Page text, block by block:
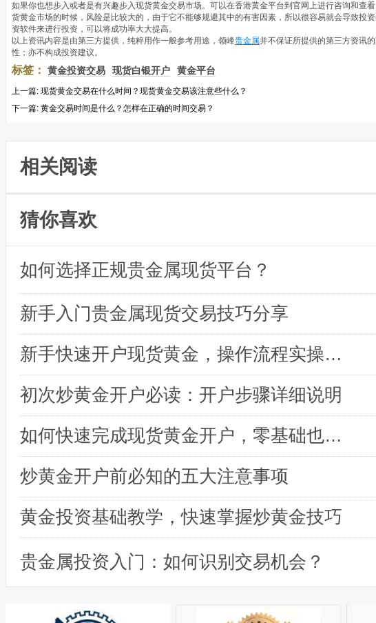
如果你也想步入或者是有兴趣步入现货黄金交易市场。可以在香港黄金平台到官网上进行咨询和查
货黄金市场的时候，风险是比较大的，由于它不能够规避其中的有害因素，所以很容易就会导致投
资软件来进行投资，可以将成功率大大提高。
以上资讯内容是由第三方提供，纯粹用作一般参考用途，领峰贵金属并不保证所提供的第三方资讯
性；亦不构成投资建议。
标签： 黄金投资交易 现货白银开户 黄金平台
上一篇: 现货黄金交易在什么时间？现货黄金交易该注意些什么？
下一篇: 黄金交易时间是什么？怎样在正确的时间交易？
相关阅读
猜你喜欢
如何选择正规贵金属现货平台？
新手入门贵金属现货交易技巧分享
新手快速开户现货黄金，操作流程实操详解
初次炒黄金开户必读：开户步骤详细说明
如何快速完成现货黄金开户，零基础也能轻松上手
炒黄金开户前必知的五大注意事项
黄金投资基础教学，快速掌握炒黄金技巧
贵金属投资入门：如何识别交易机会？